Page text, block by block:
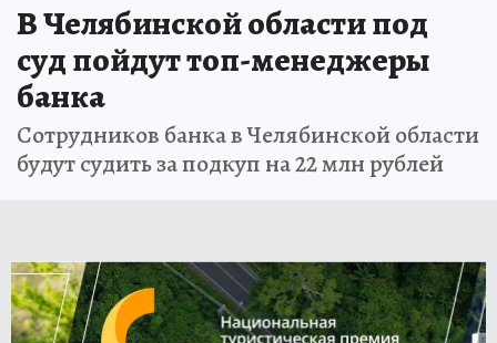
В Челябинской области под
суд пойдут топ-менеджеры
банка
Сотрудников банка в Челябинской области
будут судить за подкуп на 22 млн рублей